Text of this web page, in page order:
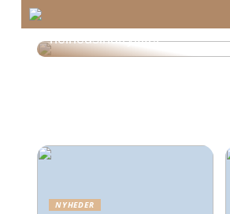
Udendørslamper som en
helhedsindtrykket
NYHEDER